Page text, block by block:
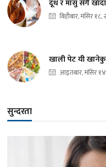
दूध र मासु सँगै
बिहीबार, मंसिर १८,
खाली पेट यी
आइतबार, मंसिर
सुन्दरता